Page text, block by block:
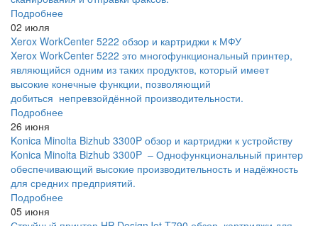
Подробнее
02 июля
Xerox WorkCenter 5222 обзор и картриджи к МФУ
Xerox WorkCenter 5222 это многофункциональный принтер,
являющийся одним из таких продуктов, который имеет
высокие конечные функции, позволяющий
добиться непревзойдённой производительности.
Подробнее
26 июня
Konica Minolta Bizhub 3300P обзор и картриджи к устройству
Konica Minolta Bizhub 3300P – Однофункциональный принтер
обеспечивающий высокие производительность и надёжность
для средних предприятий.
Подробнее
05 июня